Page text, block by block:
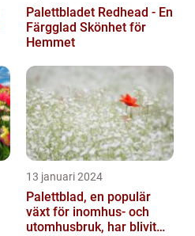
Palettbladet Redhead - En
Färgglad Skönhet för
Hemmet
13 januari 2024
Palettblad, en populär
växt för inomhus- och
utomhusbruk, har blivit